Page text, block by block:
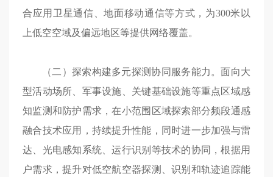
合应用卫星通信、地面移动通信等方式，为300米以
上低空空域及偏远地区等提供网络覆盖。
（二）探索构建多元探测协同服务能力。面向大
型活动场所、军事设施、关键基础设施等重点区域感
知监测和防护需求，在小范围区域探索部分频段通感
融合技术应用，持续提升性能，同时进一步加强与雷
达、光电感知系统、运行识别等技术的协同，根据用
户需求，提升对低空航空器探测、识别和轨迹追踪能